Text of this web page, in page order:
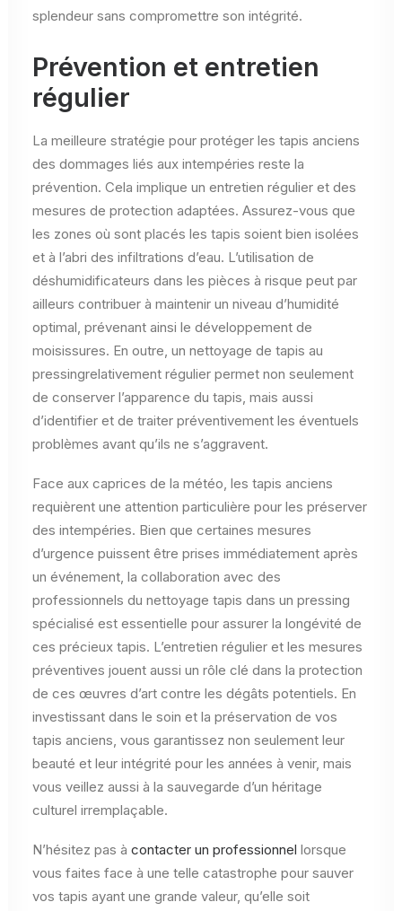
splendeur sans compromettre son intégrité.
Prévention et entretien
régulier
La meilleure stratégie pour protéger les tapis anciens
des dommages liés aux intempéries reste la
prévention. Cela implique un entretien régulier et des
mesures de protection adaptées. Assurez-vous que
les zones où sont placés les tapis soient bien isolées
et à l’abri des infiltrations d’eau. L’utilisation de
déshumidificateurs dans les pièces à risque peut par
ailleurs contribuer à maintenir un niveau d’humidité
optimal, prévenant ainsi le développement de
moisissures. En outre, un nettoyage de tapis au
pressingrelativement régulier permet non seulement
de conserver l’apparence du tapis, mais aussi
d’identifier et de traiter préventivement les éventuels
problèmes avant qu’ils ne s’aggravent.
Face aux caprices de la météo, les tapis anciens
requièrent une attention particulière pour les préserver
des intempéries. Bien que certaines mesures
d’urgence puissent être prises immédiatement après
un événement, la collaboration avec des
professionnels du nettoyage tapis dans un pressing
spécialisé est essentielle pour assurer la longévité de
ces précieux tapis. L’entretien régulier et les mesures
préventives jouent aussi un rôle clé dans la protection
de ces œuvres d’art contre les dégâts potentiels. En
investissant dans le soin et la préservation de vos
tapis anciens, vous garantissez non seulement leur
beauté et leur intégrité pour les années à venir, mais
vous veillez aussi à la sauvegarde d’un héritage
culturel irremplaçable.
N’hésitez pas à contacter un professionnel lorsque
vous faites face à une telle catastrophe pour sauver
vos tapis ayant une grande valeur, qu’elle soit